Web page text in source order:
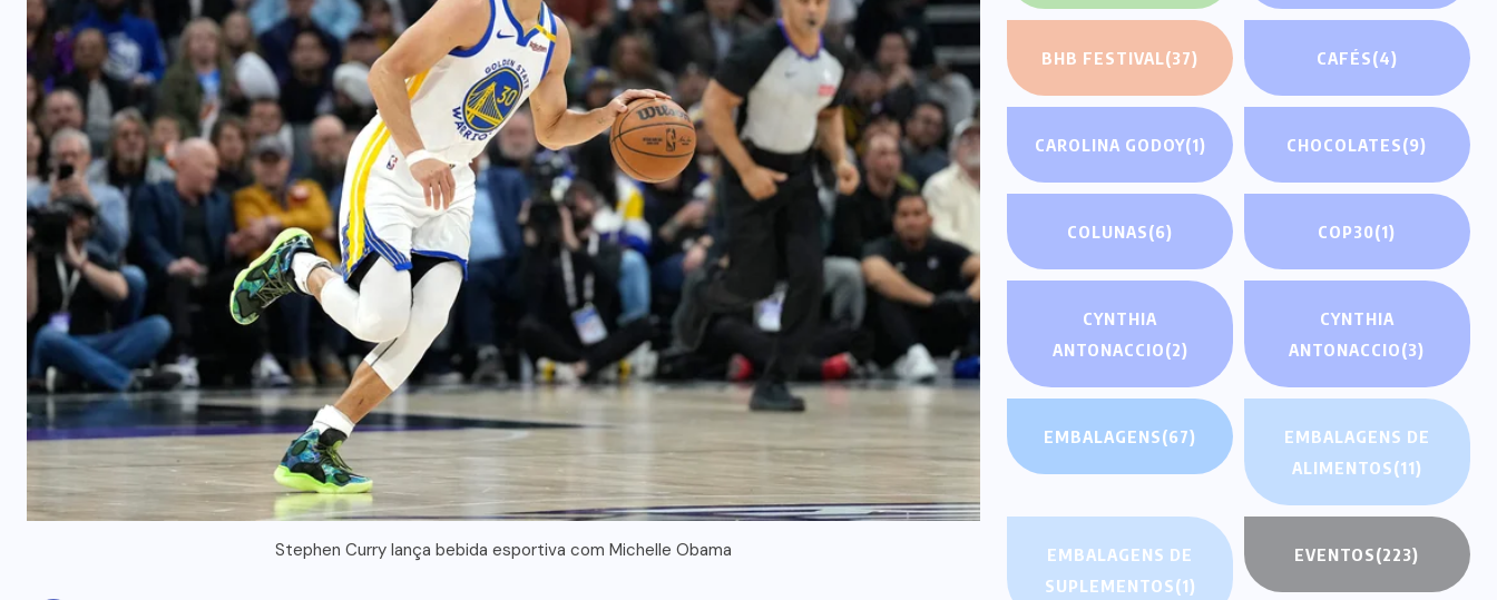
Stephen Curry lança bebida esportiva com Michelle Obama
BHB FESTIVAL(37) CAFÉS(4)
CAROLINA GODOY(1) CHOCOLATES(9)
COLUNAS(6) COP30(1)
CYNTHIA
ANTONACCIO(2)
CYNTHIA
ANTONACCIO(3)
EMBALAGENS(67)
EMBALAGENS DE
ALIMENTOS(11)
EMBALAGENS DE
SUPLEMENTOS(1)
EVENTOS(223)